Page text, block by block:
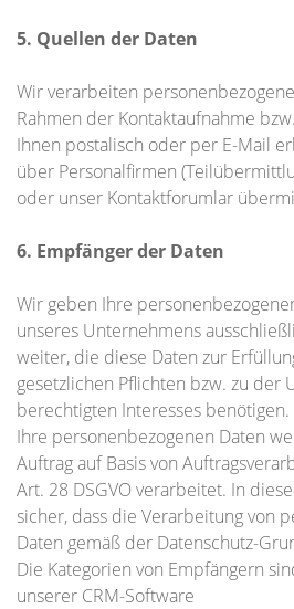
5. Quellen der Daten
Wir verarbeiten
Rahmen der Kontaktaufnahme
Ihnen postalisch oder per E-Mail
über Personalfirmen
oder unser Kontaktforumlar
6. Empfänger der Daten
Wir geben Ihre
unseres Unternehmens
weiter, die diese Daten zur
gesetzlichen Pflichten bzw. zu der
berechtigten Interesses benötigen.
Ihre personenbezogenen Daten
Auftrag auf Basis von
Art. 28 DSGVO verarbeitet. In
sicher, dass die Verarbeitung von
Daten gemäß der Datenschutz-
Die Kategorien von Empfängern
unserer CRM-Software